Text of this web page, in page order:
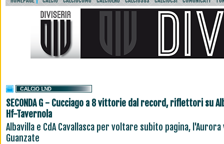
SECONDA G - Cucciago a 8 vittorie dal record, riflettori su
Hf-Tavernola
Albavilla e CdA Cavallasca per voltare subito pagina, l'Aurora
Guanzate